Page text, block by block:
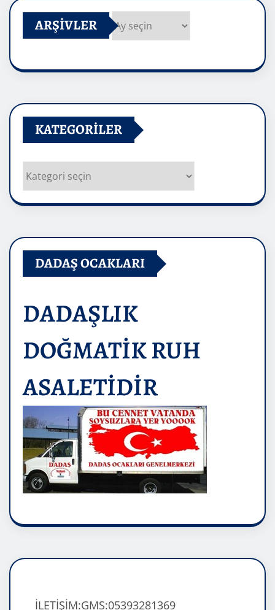
ARŞIVLER
KATEGORILER
Kategoriler
DADAŞ OCAKLARI
DADAŞLIK
DOĞMATİK RUH
ASALETİDİR
İLETİŞİM:GMS:05393281369